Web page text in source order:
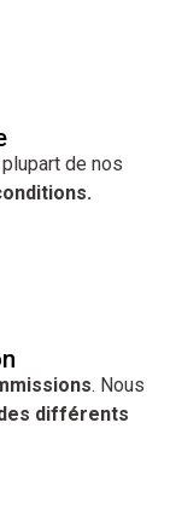
de nos
. Nous
différents